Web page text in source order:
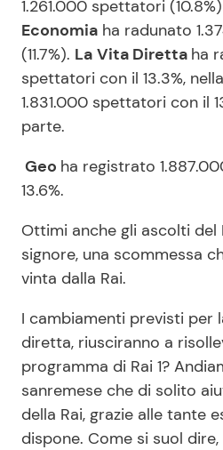
1.261.000 spettatori
Economia ha radunato
(11.7%). La Vita Diretta ha
spettatori con il 13.3%,
1.831.000 spettatori con il
parte.
Geo ha registrato
13.6%.
Ottimi anche gli ascolti del
signore, una scommessa
vinta dalla Rai.
I cambiamenti previsti per
diretta, riusciranno a
programma di Rai 1?
sanremese che di solito
della Rai, grazie alle tante
dispone. Come si suol